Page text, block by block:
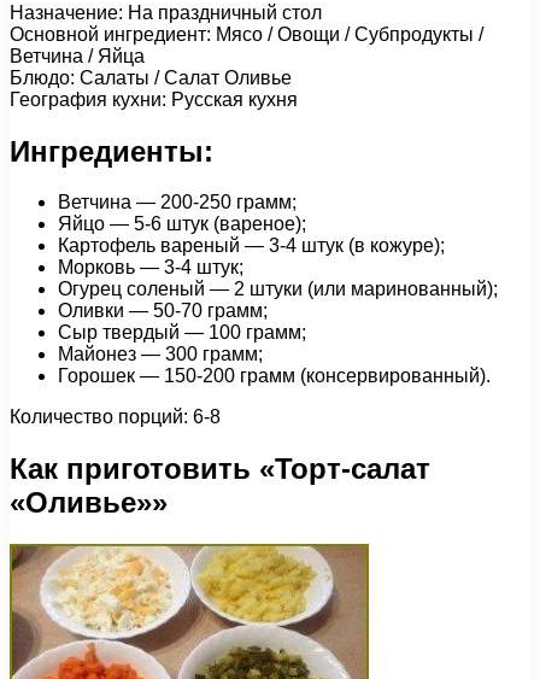
Назначение: На праздничный стол
Основной ингредиент: Мясо / Овощи / Субпродукты /
Ветчина / Яйца
Блюдо: Салаты / Салат Оливье
География кухни: Русская кухня
Ингредиенты:
Ветчина — 200-250 грамм;
Яйцо — 5-6 штук (вареное);
Картофель вареный — 3-4 штук (в кожуре);
Морковь — 3-4 штук;
Огурец соленый — 2 штуки (или маринованный);
Оливки — 50-70 грамм;
Сыр твердый — 100 грамм;
Майонез — 300 грамм;
Горошек — 150-200 грамм (консервированный).
Количество порций: 6-8
Как приготовить «Торт-салат
«Оливье»»